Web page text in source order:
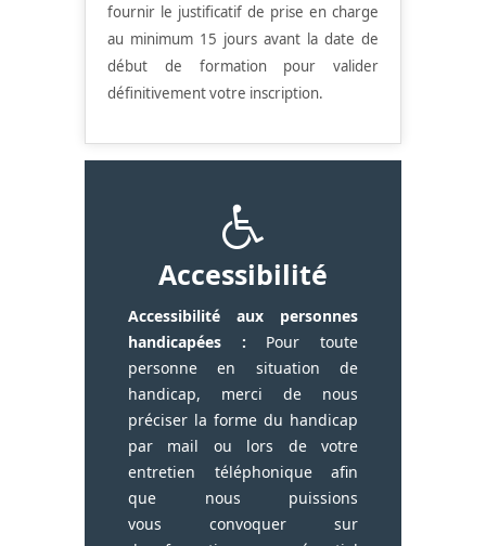
fournir le justificatif de prise en charge
au minimum 15 jours avant la date de
début de formation pour valider
définitivement votre inscription.
Accessibilité
Accessibilité aux personnes
handicapées : Pour toute
personne en situation de
handicap, merci de nous
préciser la forme du handicap
par mail ou lors de votre
entretien téléphonique afin
que nous puissions
vous convoquer sur